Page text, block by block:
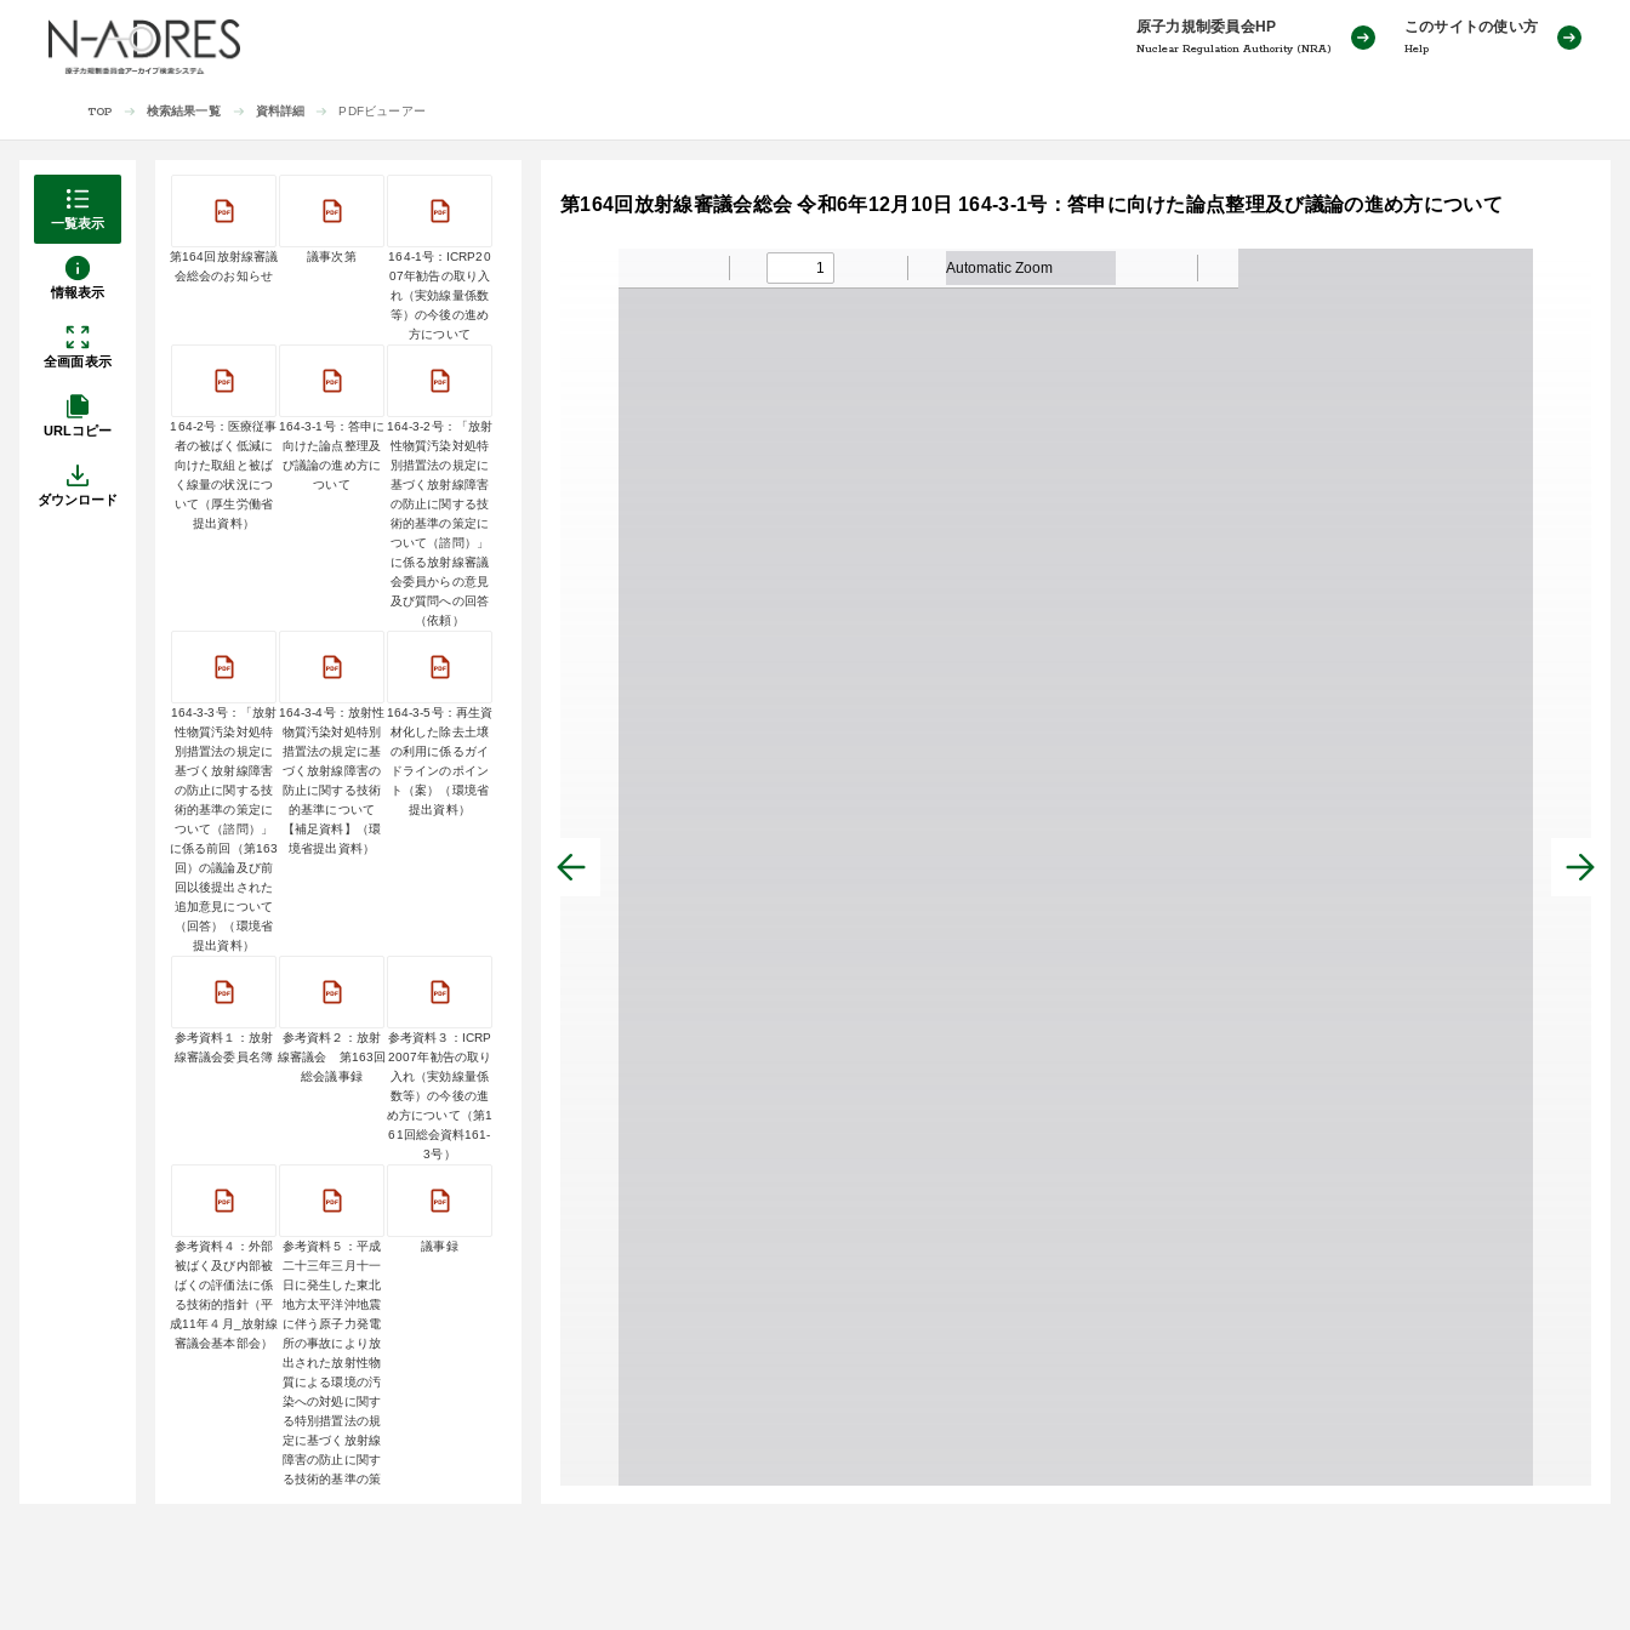
原子力規制委員会HP
Nuclear Regulation Authority (NRA)
このサイトの使い方
Help
TOP 検索結果一覧 資料詳細 PDFビューアー
一覧表示
情報表示
全画面表示
URLコピー
ダウンロード
第164回放射線審議
会総会のお知らせ
議事次第
164-1号：ICRP20
07年勧告の取り入
れ（実効線量係数
等）の今後の進め
方について
164-2号：医療従事
者の被ばく低減に
向けた取組と被ば
く線量の状況につ
いて（厚生労働省
提出資料）
164-3-1号：答申に
向けた論点整理及
び議論の進め方に
ついて
164-3-2号：「放射
性物質汚染対処特
別措置法の規定に
基づく放射線障害
の防止に関する技
術的基準の策定に
ついて（諮問）」
に係る放射線審議
会委員からの意見
及び質問への回答
（依頼）
164-3-3号：「放射
性物質汚染対処特
別措置法の規定に
基づく放射線障害
の防止に関する技
術的基準の策定に
ついて（諮問）」
に係る前回（第163
回）の議論及び前
回以後提出された
追加意見について
（回答）（環境省
提出資料）
164-3-4号：放射性
物質汚染対処特別
措置法の規定に基
づく放射線障害の
防止に関する技術
的基準について
【補足資料】（環
境省提出資料）
164-3-5号：再生資
材化した除去土壌
の利用に係るガイ
ドラインのポイン
ト（案）（環境省
提出資料）
参考資料１：放射
線審議会委員名簿
参考資料２：放射
線審議会 第163回
総会議事録
参考資料３：ICRP
2007年勧告の取り
入れ（実効線量係
数等）の今後の進
め方について（第1
61回総会資料161-
3号）
参考資料４：外部
被ばく及び内部被
ばくの評価法に係
る技術的指針（平
成11年４月_放射線
審議会基本部会）
参考資料５：平成
二十三年三月十一
日に発生した東北
地方太平洋沖地震
に伴う原子力発電
所の事故により放
出された放射性物
質による環境の汚
染への対処に関す
る特別措置法の規
定に基づく放射線
障害の防止に関す
る技術的基準の策
議事録
第164回放射線審議会総会 令和6年12月10日 164-3-1号：答申に向けた論点整理及び議論の進め方について